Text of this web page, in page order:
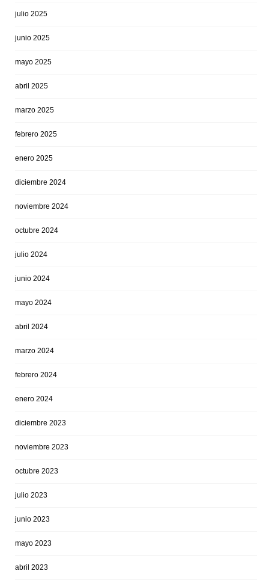
julio 2025
junio 2025
mayo 2025
abril 2025
marzo 2025
febrero 2025
enero 2025
diciembre 2024
noviembre 2024
octubre 2024
julio 2024
junio 2024
mayo 2024
abril 2024
marzo 2024
febrero 2024
enero 2024
diciembre 2023
noviembre 2023
octubre 2023
julio 2023
junio 2023
mayo 2023
abril 2023